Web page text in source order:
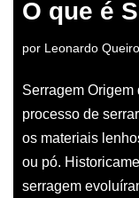
O que é
por Leonardo
Serragem Origem
processo de
os materiais
ou pó.
serragem